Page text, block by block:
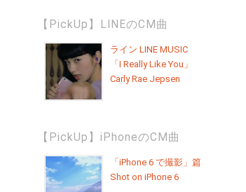
【PickUp】LINEのCM曲
ライン LINE MUSIC
「I Really Like You」
Carly Rae Jepsen
【PickUp】iPhoneのCM曲
「iPhone 6 で撮影」篇
Shot on iPhone 6